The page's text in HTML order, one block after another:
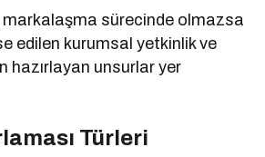
markalaşma sürecinde olmazsa
edilen kurumsal yetkinlik ve
hazırlayan unsurlar yer
Türleri